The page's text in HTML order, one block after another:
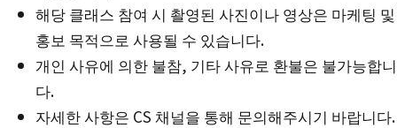
해당 클래스 참여 시 촬영된 사진이나 영상은 마케팅 및
홍보 목적으로 사용될 수 있습니다.
개인 사유에 의한 불참, 기타 사유로 환불은 불가능합니
다.
자세한 사항은 CS 채널을 통해 문의해주시기 바랍니다.